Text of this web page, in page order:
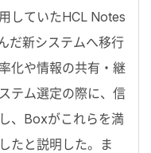
していたHCL Notes
だ新システムへ移行
化や情報の共有・継
テム選定の際に、信
、Boxがこれらを満
たと説明した。ま